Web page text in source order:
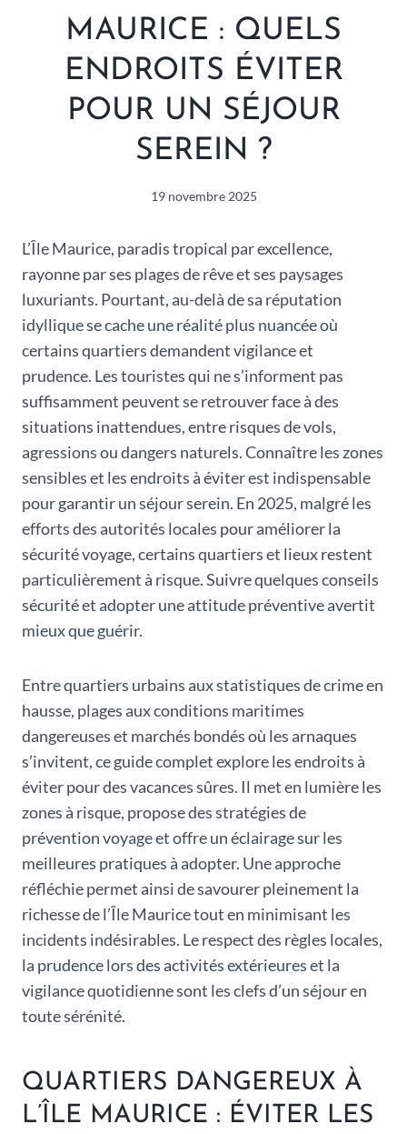
MAURICE : QUELS
ENDROITS ÉVITER
POUR UN SÉJOUR
SEREIN ?
19 novembre 2025
L’Île Maurice, paradis tropical par excellence,
rayonne par ses plages de rêve et ses paysages
luxuriants. Pourtant, au-delà de sa réputation
idyllique se cache une réalité plus nuancée où
certains quartiers demandent vigilance et
prudence. Les touristes qui ne s’informent pas
suffisamment peuvent se retrouver face à des
situations inattendues, entre risques de vols,
agressions ou dangers naturels. Connaître les zones
sensibles et les endroits à éviter est indispensable
pour garantir un séjour serein. En 2025, malgré les
efforts des autorités locales pour améliorer la
sécurité voyage, certains quartiers et lieux restent
particulièrement à risque. Suivre quelques conseils
sécurité et adopter une attitude préventive avertit
mieux que guérir.
Entre quartiers urbains aux statistiques de crime en
hausse, plages aux conditions maritimes
dangereuses et marchés bondés où les arnaques
s’invitent, ce guide complet explore les endroits à
éviter pour des vacances sûres. Il met en lumière les
zones à risque, propose des stratégies de
prévention voyage et offre un éclairage sur les
meilleures pratiques à adopter. Une approche
réfléchie permet ainsi de savourer pleinement la
richesse de l’Île Maurice tout en minimisant les
incidents indésirables. Le respect des règles locales,
la prudence lors des activités extérieures et la
vigilance quotidienne sont les clefs d’un séjour en
toute sérénité.
QUARTIERS DANGEREUX À
L’ÎLE MAURICE : ÉVITER LES